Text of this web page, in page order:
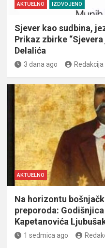
AKTUELNO IZDVOJENO
Sjever kao sudbina,
Prikaz zbirke
Delalića
3 dana ago Redakcija
AKTUELNO
Na horizontu
preporoda:
Kapetanovića
1 sedmica ago